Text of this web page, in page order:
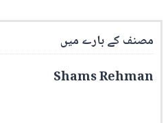
مصنف کے بارے میں
Shams Rehman